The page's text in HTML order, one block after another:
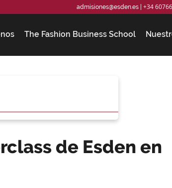
admisiones@esden.es| +34
The Fashion Business School
de Esden en